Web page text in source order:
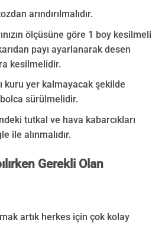
arındırılmalıdır.
ölçüsüne göre 1 boy kesilmeli
payı ayarlanarak desen
kesilmelidir.
kuru yer kalmayacak şekilde
bolca sürülmelidir.
tutkal ve hava kabarcıkları
ile alınmalıdır.
Gerekli Olan
artık herkes için çok kolay